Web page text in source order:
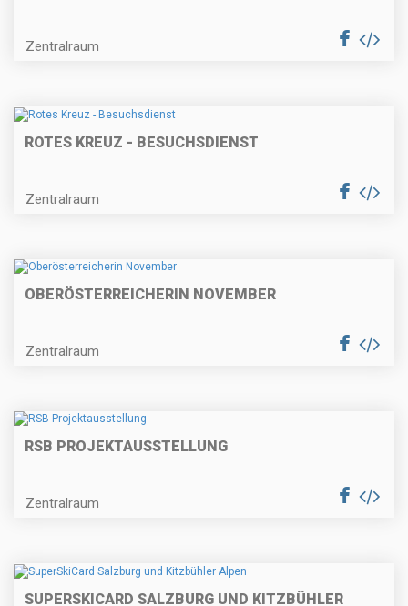
Zentralraum
ROTES KREUZ - BESUCHSDIENST
Zentralraum
OBERÖSTERREICHERIN NOVEMBER
Zentralraum
RSB PROJEKTAUSSTELLUNG
Zentralraum
SUPERSKICARD SALZBURG UND KITZBÜHLER